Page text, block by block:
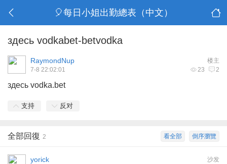
🎈每日小姐出勤總表（中文）
здесь vodkabet-betvodka
楼主
RaymondNup
23 2
7-8 22:02:01
здесь vodka.bet
支持 反对
倒序瀏覽
看全部
全部回復 2
沙发
yorick